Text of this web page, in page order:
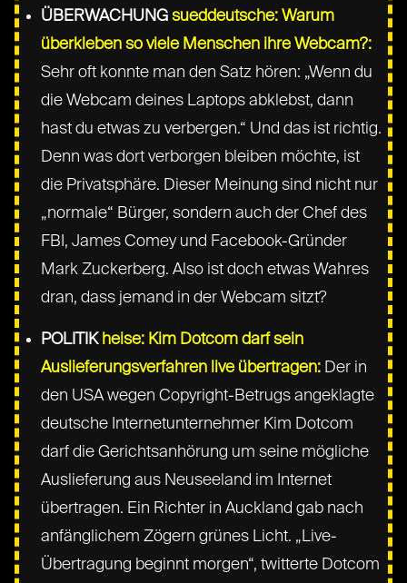
ÜBERWACHUNGsueddeutsche: Warum
überkleben so viele Menschen ihre Webcam?:
Sehr oft konnte man den Satz hören: „Wenn du
die Webcam deines Laptops abklebst, dann
hast du etwas zu verbergen.“ Und das ist richtig.
Denn was dort verborgen bleiben möchte, ist
die Privatsphäre. Dieser Meinung sind nicht nur
„normale“ Bürger, sondern auch der Chef des
FBI, James Comey und Facebook-Gründer
Mark Zuckerberg. Also ist doch etwas Wahres
dran, dass jemand in der Webcam sitzt?
POLITIK heise: Kim Dotcom darf sein
Auslieferungsverfahren live übertragen: Der in
den USA wegen Copyright-Betrugs angeklagte
deutsche Internetunternehmer Kim Dotcom
darf die Gerichtsanhörung um seine mögliche
Auslieferung aus Neuseeland im Internet
übertragen. Ein Richter in Auckland gab nach
anfänglichem Zögern grünes Licht. „Live-
Übertragung beginnt morgen“, twitterte Dotcom